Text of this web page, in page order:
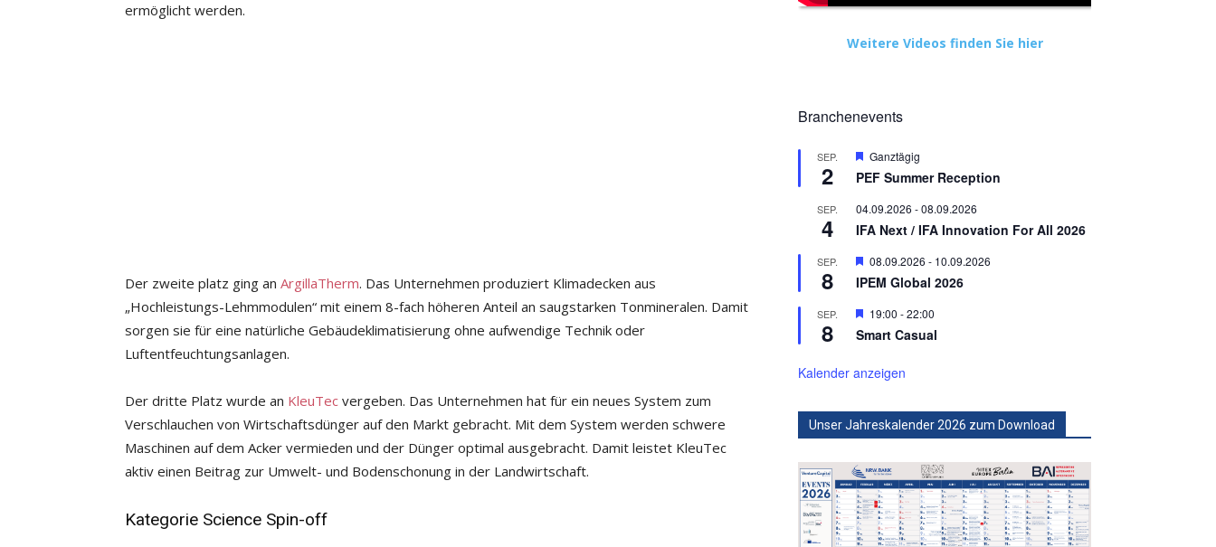
ermöglicht werden.
Der zweite platz ging an ArgillaTherm. Das Unternehmen produziert Klimadecken aus
„Hochleistungs-Lehmmodulen“ mit einem 8-fach höheren Anteil an saugstarken Tonmineralen. Damit
sorgen sie für eine natürliche Gebäudeklimatisierung ohne aufwendige Technik oder
Luftentfeuchtungsanlagen.
Der dritte Platz wurde an KleuTec vergeben. Das Unternehmen hat für ein neues System zum
Verschlauchen von Wirtschaftsdünger auf den Markt gebracht. Mit dem System werden schwere
Maschinen auf dem Acker vermieden und der Dünger optimal ausgebracht. Damit leistet KleuTec
aktiv einen Beitrag zur Umwelt- und Bodenschonung in der Landwirtschaft.
Kategorie Science Spin-off
Weitere Videos finden Sie hier
Branchenevents
SEP.
2
Hervorgehoben
Ganztägig
PEF Summer Reception
SEP.
4
04.09.2026 -08.09.2026
IFA Next / IFA Innovation For All 2026
SEP.
8
Hervorgehoben
08.09.2026 - 10.09.2026
IPEM Global 2026
SEP.
8
Hervorgehoben
19:00 -22:00
Smart Casual
Kalender anzeigen
Unser Jahreskalender 2026 zum Download